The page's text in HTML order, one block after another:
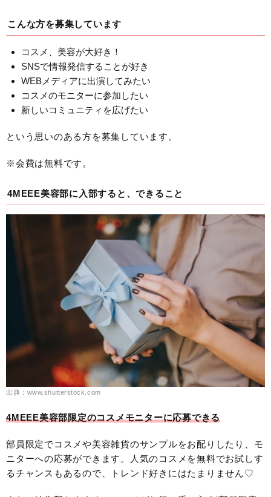
こんな方を募集しています
コスメ、美容が大好き！
SNSで情報発信することが好き
WEBメディアに出演してみたい
コスメのモニターに参加したい
新しいコミュニティを広げたい
という思いのある方を募集しています。
※会費は無料です。
4MEEE美容部に入部すると、できること
出典：www.shutterstock.com
4MEEE美容部限定のコスメモニターに応募できる
部員限定でコスメや美容雑貨のサンプルをお配りしたり、モ
ニターへの応募ができます。人気のコスメを無料でお試しす
るチャンスもあるので、トレンド好きにはたまりません♡